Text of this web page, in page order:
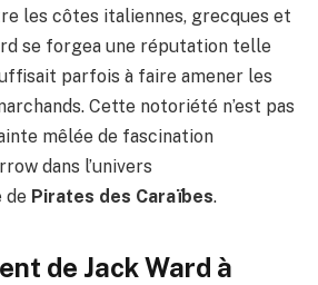
les côtes italiennes, grecques et
se forgea une réputation telle
parfois à faire amener les
Cette notoriété n’est pas
mêlée de fascination
dans l’univers
de Pirates des Caraïbes.
de Jack Ward à